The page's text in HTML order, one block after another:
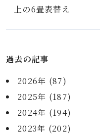
上の6畳表替え
過去の記事
2026年 (87)
2025年 (187)
2024年 (194)
2023年 (202)